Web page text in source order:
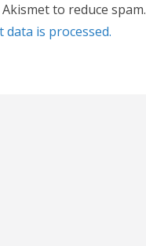
to reduce spam.
is processed.